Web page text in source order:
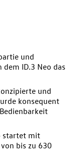
und
dem ID.3 Neo das
und
konsequent
startet mit
bis zu 630